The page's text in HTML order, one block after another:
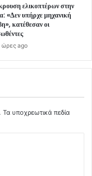
ελικοπτέρων στην
«Δεν υπήρχε μηχανική
κατέθεσαν οι
ώρες ago
Τα υποχρεωτικά πεδία